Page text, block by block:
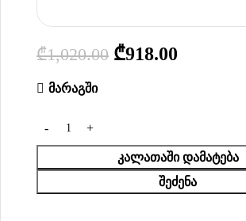
₾1,020.00 ₾918.00
მარაგში
ᲙᲐᲚᲐᲗᲐᲨᲘ ᲓᲐᲛᲐᲢᲔᲑᲐ
ᲨᲔᲫᲔᲜᲐ